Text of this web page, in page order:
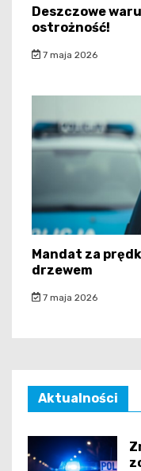
Deszczowe
ostrożność!
7 maja 2026
Mandat za
drzewem
7 maja 2026
Aktualności